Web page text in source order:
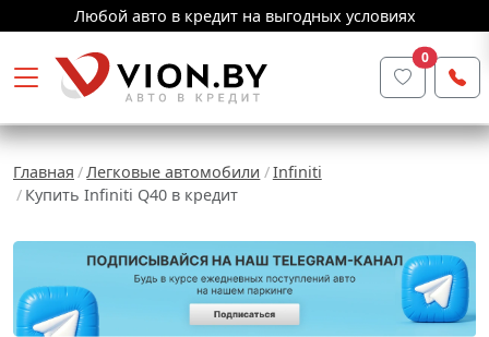
Любой авто в кредит на выгодных условиях
0
Главная Легковые автомобили
Infiniti
Купить Infiniti Q40 в кредит